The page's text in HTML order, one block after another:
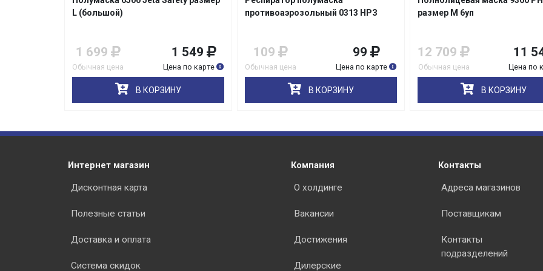
L (большой)
1 699
Обычная цена
1 549
Цена по карте
В КОРЗИНУ
противоаэрозольный 0313 НРЗ
109
Обычная цена
99
Цена по карте
В КОРЗИНУ
размер M 6уп
12 709
Обычная цена
11
Цена по
В КОРЗИНУ
раз в 2 недели
Интернет магазин
Дисконтная карта
Полезные статьи
Доставка и оплата
Система скидок
Компания
О холдинге
Вакансии
Достижения
Дилерские
Контакты
Адреса магазинов
Поставщикам
Контакты
подразделений